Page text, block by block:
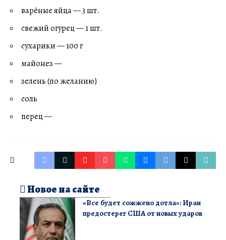
варёные яйца — 3 шт.
свежий огурец — 1 шт.
сухарики — 100 г
майонез —
зелень (по желанию)
соль
перец —
Новое на сайте
«Все будет сожжено дотла»: Иран
предостерег США от новых ударов